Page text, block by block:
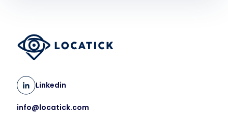
Linkedin
info@locatick.com